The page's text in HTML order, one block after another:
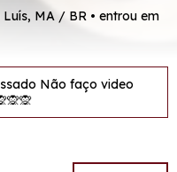
Luís, MA / BR • entrou em
Não faço video